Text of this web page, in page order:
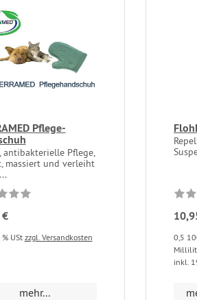
Pflege-
antibakterielle Pflege,
massiert und verleiht
UStzzgl. Versandkosten
mehr...
0,5
inkl.